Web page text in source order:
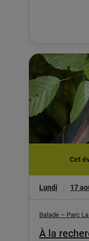
Cet
Lundi 17
Balade – Parc
À la